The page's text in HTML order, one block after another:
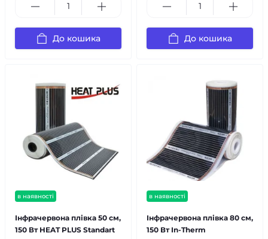
До кошика До кошика
в наявності
Інфрачервона плівка 50 см,
150 Вт HEAT PLUS Standart
в наявності
Інфрачервона плівка 80 см,
150 Вт In-Therm